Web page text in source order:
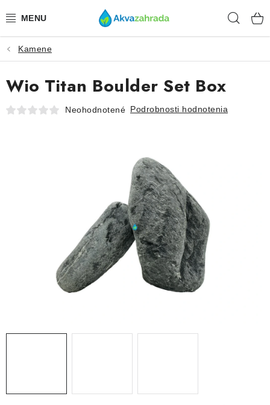
na
TECHNIKA
HNOJIVÁ
VODA
KRMIVÁ A VITAMÍNY
DEKORÁCIE
ŽIVOČÍCHY
Kamene
Wio Titan Boulder Set Box
Neohodnotené Podrobnosti hodnotenia